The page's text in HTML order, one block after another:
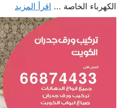
الكهرباء الخاصة ... اقرأ المزيد